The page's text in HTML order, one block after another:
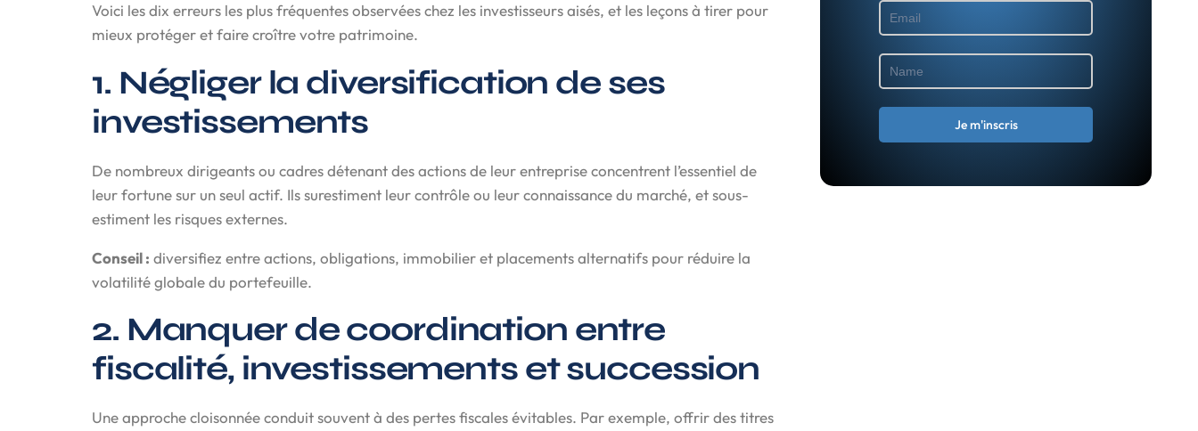
Voici les dix erreurs les plus fréquentes observées chez les investisseurs aisés, et les leçons à tirer pour
mieux protéger et faire croître votre patrimoine.
1. Négliger la diversification de ses
investissements
De nombreux dirigeants ou cadres détenant des actions de leur entreprise concentrent l’essentiel de
leur fortune sur un seul actif. Ils surestiment leur contrôle ou leur connaissance du marché, et sous-
estiment les risques externes.
Conseil : diversifiez entre actions, obligations, immobilier et placements alternatifs pour réduire la
volatilité globale du portefeuille.
2. Manquer de coordination entre
fiscalité, investissements et succession
Une approche cloisonnée conduit souvent à des pertes fiscales évitables. Par exemple, offrir des titres